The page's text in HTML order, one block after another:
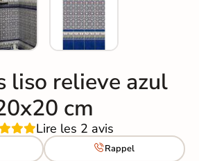
liso relieve azul
cm
Lire les 2 avis
Rappel